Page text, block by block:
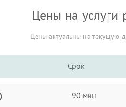
Цены на услуги
Цены актуальны на текущую
Срок
90 мин